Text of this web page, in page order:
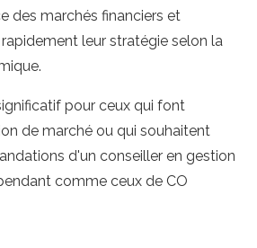
des marchés financiers et
leur stratégie selon la
pour ceux qui font
de marché ou qui souhaitent
d'un conseiller en gestion
comme ceux de CO